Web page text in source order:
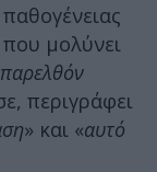
μολύνει
περιγράφει
» και «αυτό